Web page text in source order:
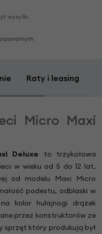
wysyłki
Raty i leasing
Micro Maxi
Deluxe to trzykołowa
w wieku od 5 do 12 lat.
od modelu Maxi Micro
podestu, odblaski w
kolor hulajnogi drążek
przez konstruktorów ze
sprzęt który produkują był